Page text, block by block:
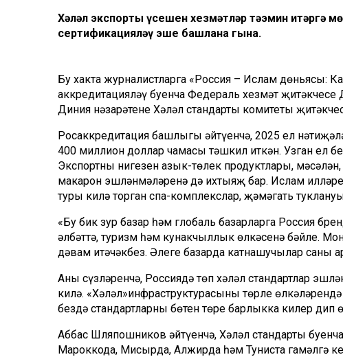
Хәләл экспорты үсешен хезмәтләр тәэмин итәргә
сертификацияләү эше башлана гына.
Бу хакта журналистларга «Россия – Ислам
аккредитацияләү буенча Федераль хезмәт
Диния нәзарәтенең Хәләл стандарты комитеты
Росаккредитация башлыгы әйтүенчә, 2025 ел
400 миллион доллар чамасы тәшкил иткән. Узган ел
Экспортның нигезен азык-төлек продуктлары,
макарон эшләнмәләренә дә ихтыяҗ бар. Ислам
туры килә торган спа-комплекслар, җәмәгать
«Бу бик зур базар һәм глобаль базарларга Россия
әлбәттә, туризм һәм кунакчыллык өлкәсенә бәйле.
дәвам итәчәкбез. Әлеге базарда катнашучылар саны
Аның сүзләренчә, Россиядә төп хәләл стандартлар
килә. «Хәләл»инфраструктурасының төрле
бездә стандартларның бөтен төре барлыкка килер
Аббас Шляпошников әйтүенчә, Хәләл стандарты
Мароккода, Мисырда, Алжирда һәм Туниста гамәлгә